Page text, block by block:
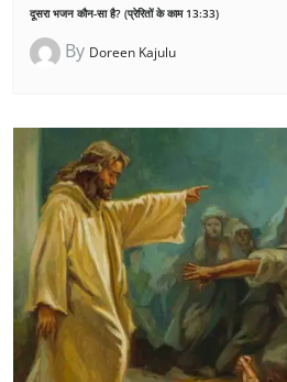
दूसरा भजन कौन-सा है? (प्रेरितों के काम 13:33)
By Doreen Kajulu